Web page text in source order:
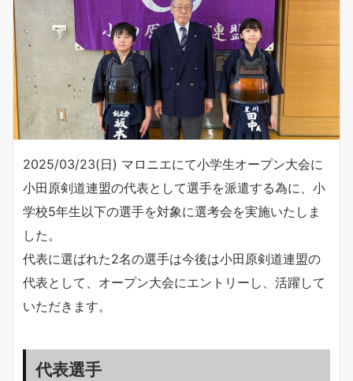
2025/03/23(日) マロニエにて小学生オープン大会に
小田原剣道連盟の代表として選手を派遣する為に、小
学校5年生以下の選手を対象に選考会を実施いたしま
した。
代表に選ばれた2名の選手は今後は小田原剣道連盟の
代表として、オープン大会にエントリーし、活躍して
いただきます。
代表選手